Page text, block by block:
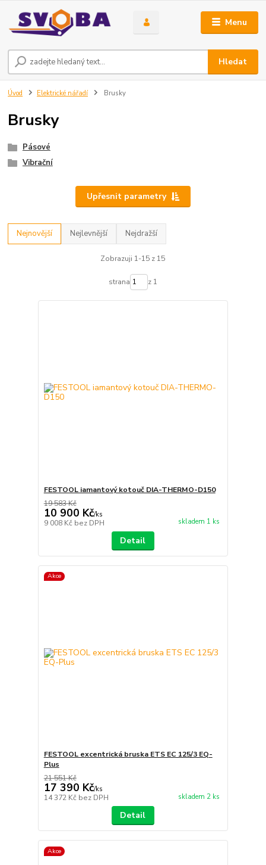
Menu
Hledat
Úvod Elektrické nářadí Brusky
Brusky
Pásové
Vibrační
Upřesnit parametry
Nejnovější Nejlevnější Nejdražší
Zobrazuji 1-15 z 15
strana z 1
FESTOOL iamantový kotouč DIA-THERMO-D150
19 583 Kč
10 900 Kč/ks
9 008 Kč bez DPH skladem 1 ks
Detail
Akce
FESTOOL excentrická bruska ETS EC 125/3 EQ-
Plus
21 551 Kč
17 390 Kč/ks
14 372 Kč bez DPH skladem 2 ks
Detail
Akce